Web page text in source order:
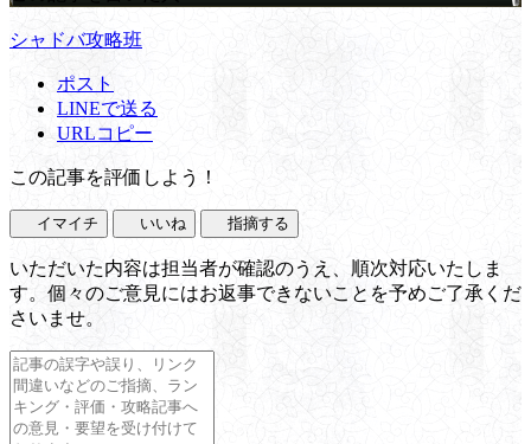
シャドバ攻略班
ポスト
LINEで送る
URLコピー
この記事を評価しよう！
イマイチ いいね 指摘する
いただいた内容は担当者が確認のうえ、順次対応いたしま
す。個々のご意見にはお返事できないことを予めご了承くだ
さいませ。